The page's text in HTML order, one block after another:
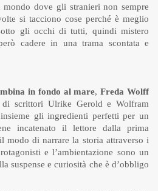
dove gli stranieri non sempre
si tacciono cose perché è meglio
gli occhi di tutti, quindi mistero
cadere in una trama scontata e
in fondo al mare,Freda Wolff
di scrittori Ulrike Gerold e Wolfram
gli ingredienti perfetti per un
incatenato il lettore dalla prima
modo di narrare la storia attraverso i
e l’ambientazione sono un
suspense e curiosità che è d’obbligo